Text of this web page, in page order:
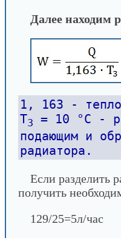
Далее находим
1, 163 -
Т3
= 10 °С -
подающим и
радиатора.
Если разделить
получить
129/25=5л/час